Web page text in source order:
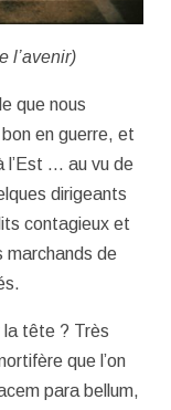
l’avenir)
que nous
en guerre, et
l’Est … au vu de
dirigeants
contagieux et
marchands de
la tête ? Très
que l’on
para bellum,